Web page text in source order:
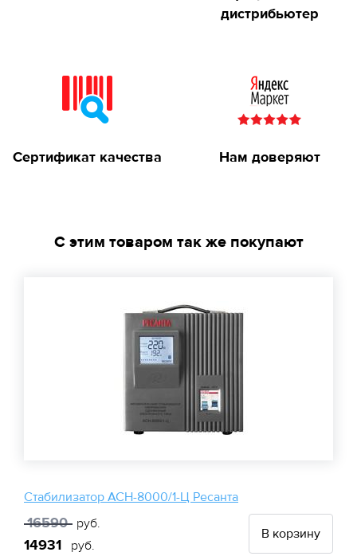
дистрибьютер
Сертификат качества Нам доверяют
С этим товаром так же покупают
Стабилизатор АСН-8000/1-Ц Ресанта
16590 руб.
14931 руб.
В корзину